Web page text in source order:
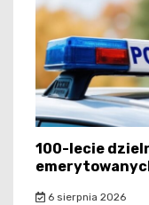
100-lecie
6 sierpnia 2026